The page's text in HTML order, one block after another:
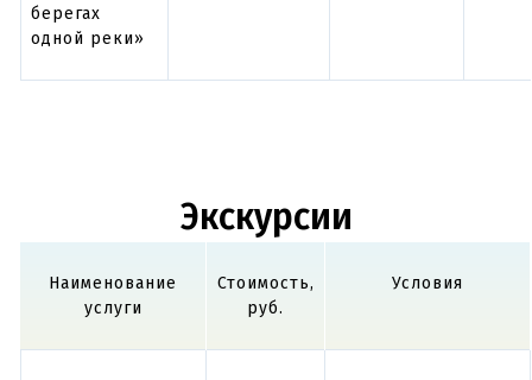
берегах
одной реки»
Экскурсии
Наименование
услуги
Стоимость,
руб.
Условия